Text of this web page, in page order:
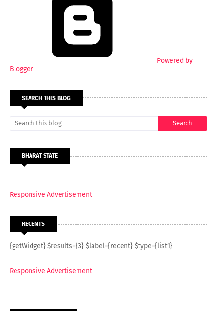
Powered by
Blogger
SEARCH THIS BLOG
BHARAT STATE
Responsive Advertisement
RECENTS
{getWidget} $results={3} $label={recent} $type={list1}
Responsive Advertisement